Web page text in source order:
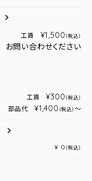
工賃 ¥1,500 （税込）
お問い合わせください
工賃 ¥300 （税込）
部品代 ¥1,400 （税込） ～
¥ 0 （税込）